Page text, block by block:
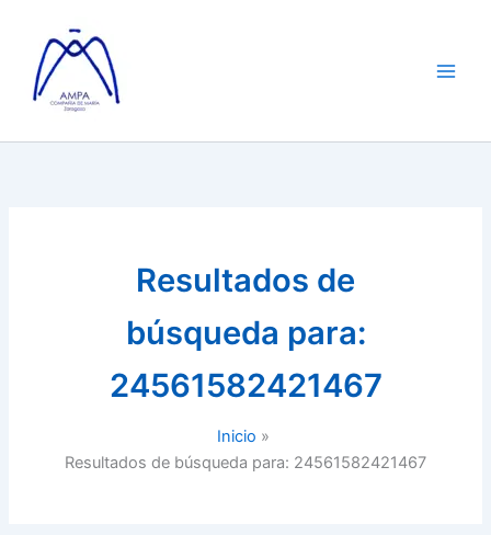
contenido
Resultados de
búsqueda para:
24561582421467
Inicio
Resultados de búsqueda para: 24561582421467